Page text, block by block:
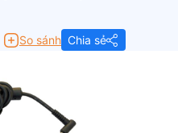
So sánh Chia sẻ